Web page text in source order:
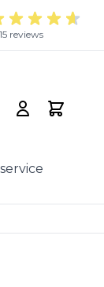
reviews
Cart